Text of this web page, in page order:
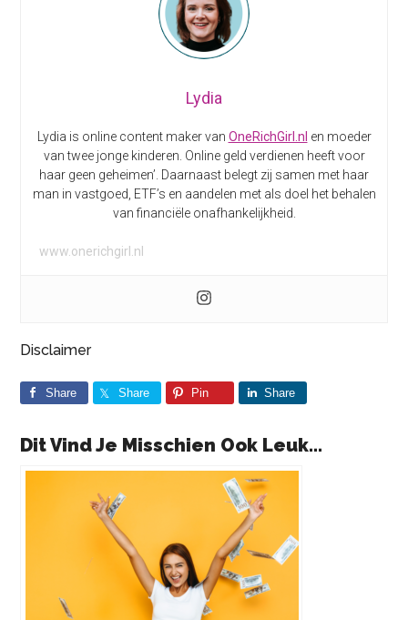
Lydia
Lydia is online content maker van OneRichGirl.nl en moeder
van twee jonge kinderen. Online geld verdienen heeft voor
haar geen geheimen’. Daarnaast belegt zij samen met haar
man in vastgoed, ETF’s en aandelen met als doel het behalen
van financiële onafhankelijkheid.
www.onerichgirl.nl
Disclaimer
Share Share Pin Share
Dit Vind Je Misschien Ook Leuk...